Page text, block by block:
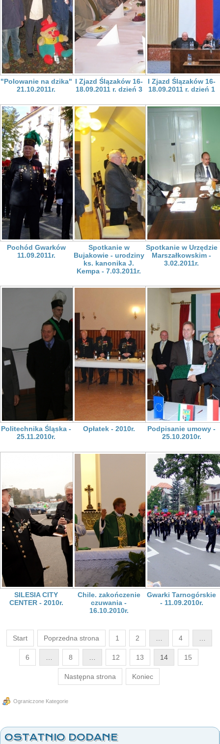
"Polowanie na dzika"
21.10.2011r.
I Zjazd Ślązaków 16-
18.09.2011 r. dzień 3
I Zjazd Ślązaków 16-
18.09.2011 r. dzień 1
Pochód Gwarków
11.09.2011r.
Spotkanie w
Bujakowie - urodziny
ks. kanonika J.
Kempa - 7.03.2011r.
Spotkanie w Urzędzie
Marszałkowskim -
3.02.2011r.
Politechnika Śląska -
25.11.2010r.
Opłatek - 2010r.
Podpisanie umowy -
25.10.2010r.
SILESIA CITY
CENTER - 2010r.
Chile. zakończenie
czuwania -
16.10.2010r.
Gwarki Tarnogórskie
- 11.09.2010r.
Start Poprzedna strona 1 2 4
6 8 12 13 14 15
Następna strona Koniec
Ograniczone Kategorie
OSTATNIO DODANE